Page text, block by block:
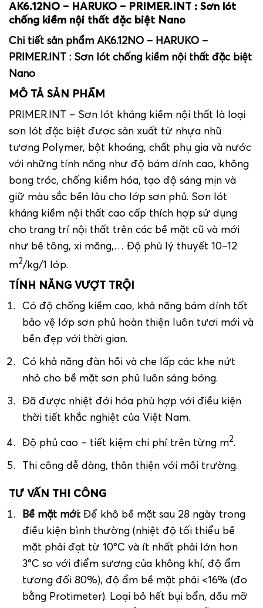
AK6.12NO – HARUKO – PRIMER.INT : Sơn lót
chống kiềm nội thất đặc biệt Nano
Chi tiết sản phẩm AK6.12NO – HARUKO –
PRIMER.INT : Sơn lót chống kiềm nội thất đặc biệt
Nano
MÔ TẢ SẢN PHẨM
PRIMER.INT – Sơn lót kháng kiềm nội thất là loại
sơn lót đặc biệt được sản xuất từ nhựa nhũ
tương Polymer, bột khoáng, chất phụ gia và nước
với những tính năng như độ bám dính cao, không
bong tróc, chống kiềm hóa, tạo độ sáng mịn và
giữ màu sắc bền lâu cho lớp sơn phủ. Sơn lót
kháng kiềm nội thất cao cấp thích hợp sử dụng
cho trang trí nội thất trên các bề mặt cũ và mới
như bê tông, xi măng,… Độ phủ lý thuyết 10–12
m2/kg/1 lớp.
TÍNH NĂNG VƯỢT TRỘI
Có độ chống kiềm cao, khả năng bám dính tốt
bảo vệ lớp sơn phủ hoàn thiện luôn tươi mới và
bền đẹp với thời gian.
Có khả năng đàn hồi và che lấp các khe nứt
nhỏ cho bề mặt sơn phủ luôn sáng bóng.
Đã được nhiệt đới hóa phù hợp với điều kiện
thời tiết khắc nghiệt của Việt Nam.
Độ phủ cao – tiết kiệm chi phí trên từng m2.
Thi công dễ dàng, thân thiện với môi trường.
TƯ VẤN THI CÔNG
Bề mặt mới: Để khô bề mặt sau 28 ngày trong
điều kiện bình thường (nhiệt độ tối thiểu bề
mặt phải đạt từ 10°C và ít nhất phải lớn hơn
3°C so với điểm sương của không khí, độ ẩm
tương đối 80%), độ ẩm bề mặt phải <16% (đo
bằng Protimeter). Loại bỏ hết bụi bẩn, dầu mỡ